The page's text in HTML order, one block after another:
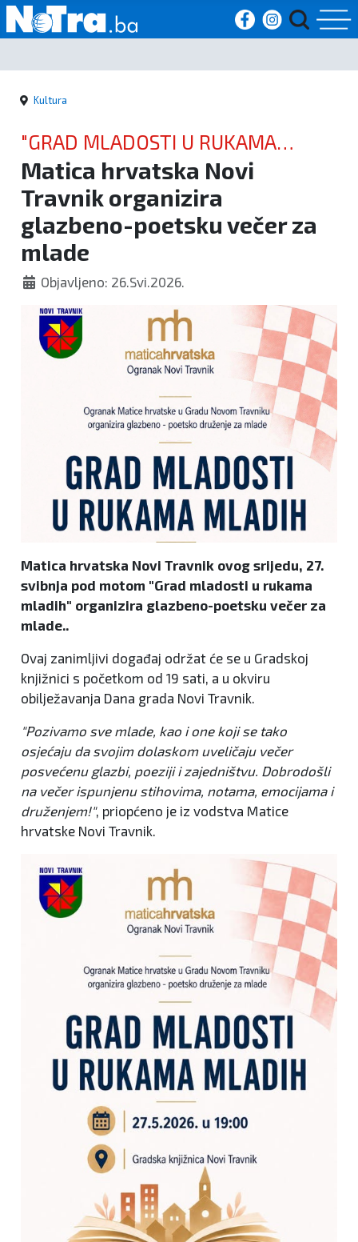
Početna
Vijesti
Sport
Kultura
Crna
kronika
Politika
Zanimljivosti
Kultura
"GRAD MLADOSTI U RUKAMA
MLADIH"
Matica hrvatska Novi
Travnik organizira
glazbeno-poetsku večer za
mlade
Objavljeno: 26.Svi.2026.
Matica hrvatska Novi Travnik ovog srijedu, 27.
svibnja pod motom "Grad mladosti u rukama
mladih" organizira glazbeno-poetsku večer za
mlade..
Ovaj zanimljivi događaj održat će se u Gradskoj
knjižnici s početkom od 19 sati, a u okviru
obilježavanja Dana grada Novi Travnik.
"Pozivamo sve mlade, kao i one koji se tako
osjećaju da svojim dolaskom uveličaju večer
posvećenu glazbi, poeziji i zajedništvu. Dobrodošli
na večer ispunjenu stihovima, notama, emocijama i
druženjem!", priopćeno je iz vodstva Matice
hrvatske Novi Travnik.